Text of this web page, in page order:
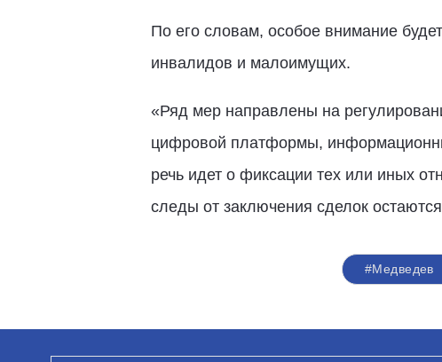
По его словам, особое внимание
инвалидов и малоимущих.
«Ряд мер направлены на
цифровой платформы,
речь идет о фиксации тех или иных
следы от заключения сделок
#Медведев